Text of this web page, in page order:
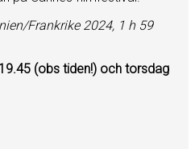
Frankrike 2024, 1 h 59
(obs tiden!) och torsdag